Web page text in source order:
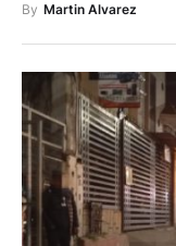
By Martin Alvarez